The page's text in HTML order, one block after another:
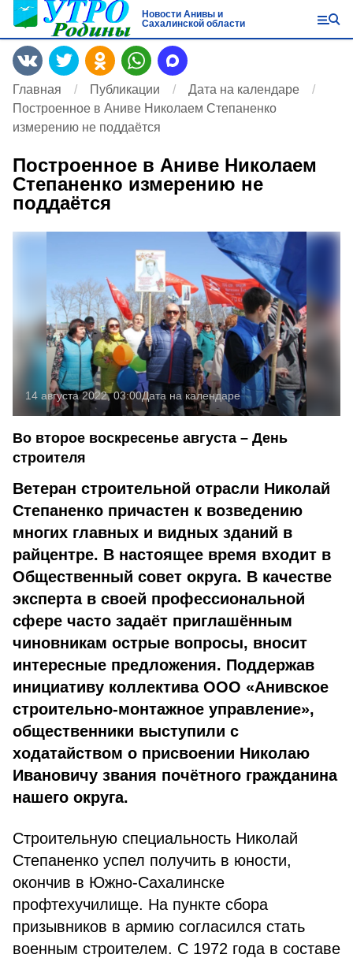
Новости Анивы и
Сахалинской области
Главная Публикации
Дата на календаре
Построенное в Аниве Николаем Степаненко
измерению не поддаётся
Построенное в Аниве Николаем
Степаненко измерению не
поддаётся
14 августа 2022, 03:00Дата на календаре
Во второе воскресенье августа – День
строителя
Ветеран строительной отрасли Николай
Степаненко прича­стен к возведению
многих главных и видных зданий в
райцен­тре. В настоящее время входит в
Общественный совет округа. В качестве
эксперта в своей профессиональной
сфере часто задаёт приглашённым
чиновникам острые вопросы, вносит
интересные предложения. Поддержав
инициативу коллектива ООО «Анивское
строительно-монтажное управление»,
общественники выступили с
ходатайством о присвоении Николаю
Ивановичу звания почётного гражданина
нашего округа.
Строительную специальность Николай
Степаненко успел по­лучить в юности,
окончив в Южно-Сахалинске
профтехучилище. На пункте сбора
призывников в армию согласился стать
военным строителем. С 1972 года в составе